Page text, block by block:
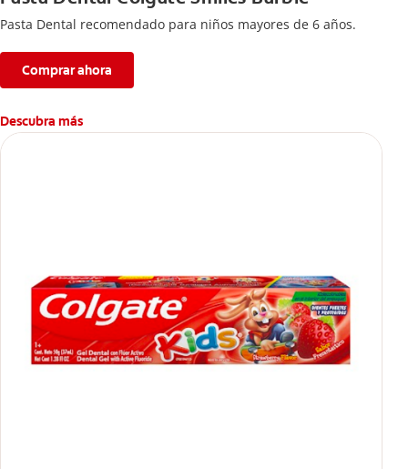
Pasta Dental recomendado para niños mayores de 6 años.
Comprar ahora
Descubra más